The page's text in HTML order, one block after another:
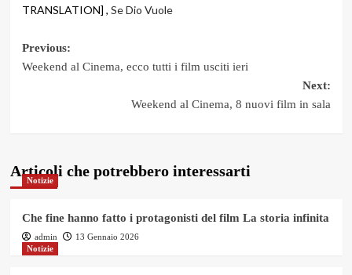
TRANSLATION] , Se Dio Vuole
Post
Previous:
Weekend al Cinema, ecco tutti i film usciti ieri
Next:
Weekend al Cinema, 8 nuovi film in sala
Articoli che potrebbero interessarti
Notizie
Che fine hanno fatto i protagonisti del film La storia infinita
admin
13 Gennaio 2026
Notizie